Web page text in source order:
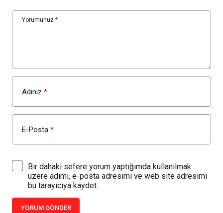
Yorumunuz *
Adınız *
E-Posta *
Bir dahaki sefere yorum yaptığımda kullanılmak
üzere adımı, e-posta adresimi ve web site adresimi
bu tarayıcıya kaydet.
YORUM GÖNDER